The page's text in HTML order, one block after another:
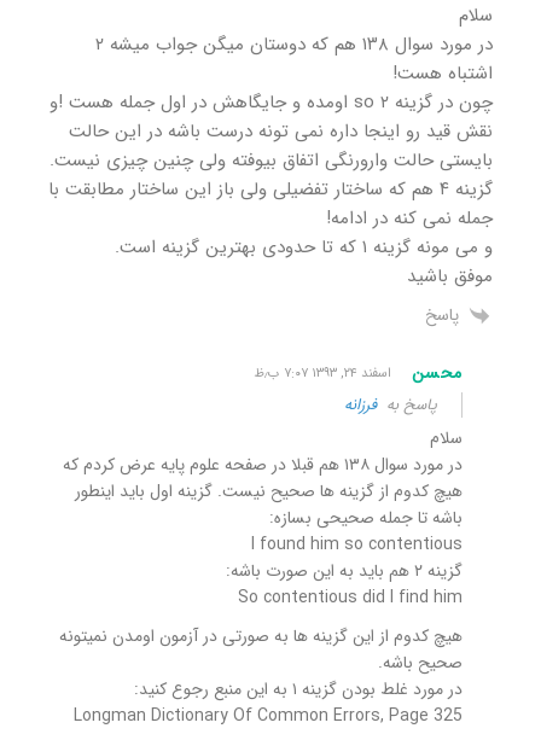
سلام
در مورد سوال ۱۳۸ هم که دوستان میگن جواب میشه ۲
اشتباه هست!
چون در گزینه ۲ so اومده و جایگاهش در اول جمله هست !و
نقش قید رو اینجا داره نمی تونه درست باشه در این حالت
بایستی حالت وارورنگی اتفاق بیوفته ولی چنین چیزی نیست.
گزینه ۴ هم که ساختار تفضیلی ولی باز این ساختار مطابقت با
جمله نمی کنه در ادامه!
و می مونه گزینه ۱ که تا حدودی بهترین گزینه است.
موفق باشید
پاسخ
محسن اسفند ۲۴, ۱۳۹۳ ۷:۰۷ ب٫ظ
پاسخ بهفرزانه
سلام
در مورد سوال ۱۳۸ هم قبلا در صفحه علوم پایه عرض کردم که
هیچ کدوم از گزینه ها صحیح نیست. گزینه اول باید اینطور
باشه تا جمله صحیحی بسازه:
I found him so contentious
گزینه ۲ هم باید به این صورت باشه:
So contentious did I find him
هیچ کدوم از این گزینه ها به صورتی در آزمون اومدن نمیتونه
صحیح باشه.
در مورد غلط بودن گزینه ۱ به این منبع رجوع کنید:
Longman Dictionary Of Common Errors, Page 325